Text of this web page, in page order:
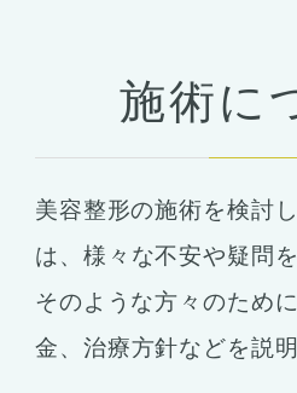
目の整
二重まぶた・目の整形
眼瞼下垂
目尻切開
下瞼開大（グラマラスライ
上まぶたのたるみ取り
施術に
美容整形の施術を検討
は、 様々な不安や疑問
そのような方々のため
金、 治療方針などを説